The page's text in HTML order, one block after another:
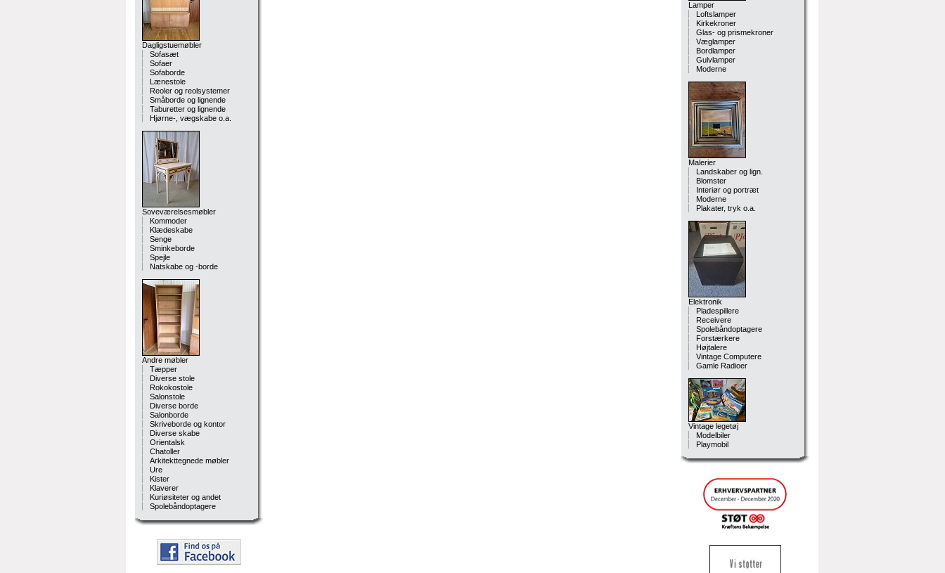
Dagligstuemøbler
Sofasæt
Sofaer
Sofaborde
Lænestole
Reoler og reolsystemer
Småborde og lignende
Taburetter og lignende
Hjørne-, vægskabe o.a.
Soveværelsesmøbler
Kommoder
Klædeskabe
Senge
Sminkeborde
Spejle
Natskabe og -borde
Andre møbler
Tæpper
Diverse stole
Rokokostole
Salonstole
Diverse borde
Salonborde
Skriveborde og kontor
Diverse skabe
Orientalsk
Chatoller
Arkitekttegnede møbler
Ure
Kister
Klaverer
Kuriøsiteter og andet
Spolebåndoptagere
Lamper
Loftslamper
Kirkekroner
Glas- og prismekroner
Væglamper
Bordlamper
Gulvlamper
Moderne
Malerier
Landskaber og lign.
Blomster
Interiør og portræt
Moderne
Plakater, tryk o.a.
Elektronik
Pladespillere
Receivere
Spolebåndoptagere
Forstærkere
Højtalere
Vintage Computere
Gamle Radioer
Vintage legetøj
Modelbiler
Playmobil